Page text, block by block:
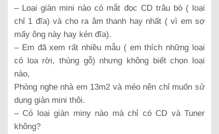
– Loại giàn mini nào có mắt đọc CD trâu bò ( loại
chỉ 1 đĩa) và cho ra âm thanh hay nhất ( vì em sợ
mấy ông này hay kén đĩa).
– Em đã xem rất nhiều mẫu ( em thích những loại
có loa rời, thùng gỗ) nhưng không biết chọn loại
nào,
Phòng nghe nhà em 13m2 và méo nên chỉ muốn sử
dụng giàn mini thôi.
– Có loại giàn miny nào mà chỉ có CD và Tuner
không?